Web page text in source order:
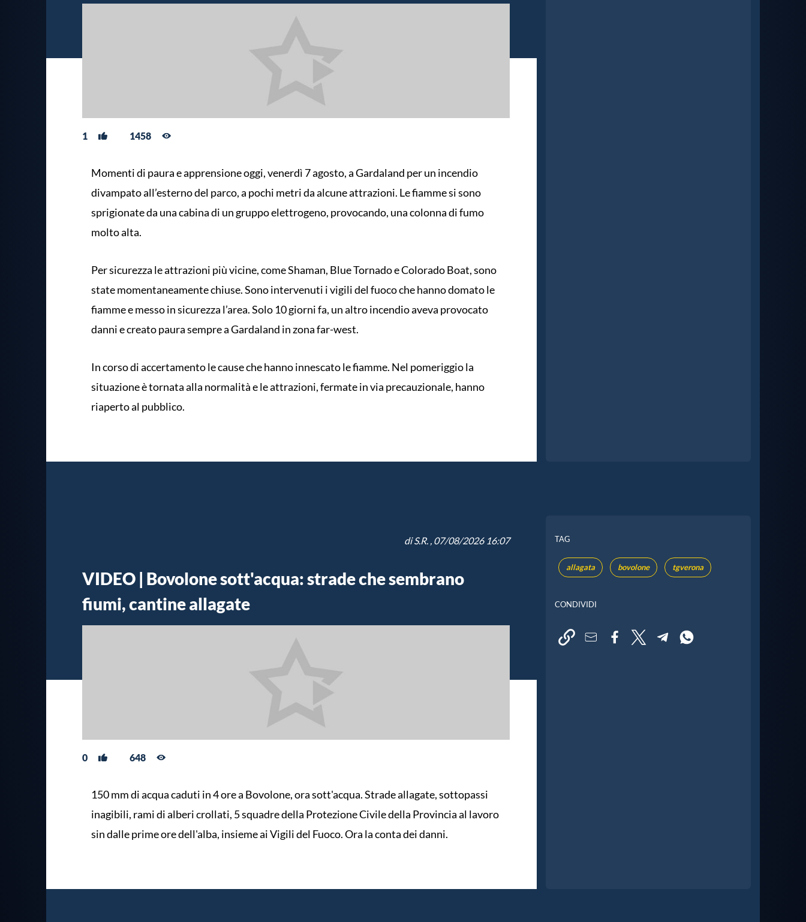
1 1458
Momenti di paura e apprensione oggi, venerdì 7 agosto, a Gardaland per un incendio
divampato all’esterno del parco, a pochi metri da alcune attrazioni. Le fiamme si sono
sprigionate da una cabina di un gruppo elettrogeno, provocando, una colonna di fumo
molto alta.
Per sicurezza le attrazioni più vicine, come Shaman, Blue Tornado e Colorado Boat, sono
state momentaneamente chiuse. Sono intervenuti i vigili del fuoco che hanno domato le
fiamme e messo in sicurezza l’area. Solo 10 giorni fa, un altro incendio aveva provocato
danni e creato paura sempre a Gardaland in zona far-west.
In corso di accertamento le cause che hanno innescato le fiamme. Nel pomeriggio la
situazione è tornata alla normalità e le attrazioni, fermate in via precauzionale, hanno
riaperto al pubblico.
diS.R. , 07/08/2026 16:07
VIDEO | Bovolone sott'acqua: strade che sembrano
fiumi, cantine allagate
0 648
150 mm di acqua caduti in 4 ore a Bovolone, ora sott'acqua. Strade allagate, sottopassi
inagibili, rami di alberi crollati, 5 squadre della Protezione Civile della Provincia al lavoro
sin dalle prime ore dell'alba, insieme ai Vigili del Fuoco. Ora la conta dei danni.
TAG
allagata bovolone tgverona
CONDIVIDI